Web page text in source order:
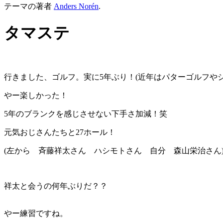
テーマの著者 Anders Norén.
タマステ
行きました、ゴルフ。実に5年ぶり！ (近年はパターゴルフや
やー楽しかった！
5年のブランクを感じさせない下手さ加減！笑
元気おじさんたちと 27ホール！
(左から 斉藤祥太さん ハシモトさん 自分 森山栄治さん
祥太と会うの何年ぶりだ？？
やー練習ですね。